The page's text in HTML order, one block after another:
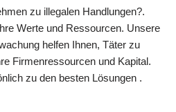
zu illegalen Handlungen?.
Werte und Ressourcen. Unsere
helfen Ihnen, Täter zu
Firmenressourcen und Kapital.
zu den besten Lösungen .